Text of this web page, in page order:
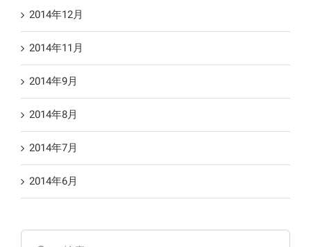
2014年12月
2014年11月
2014年9月
2014年8月
2014年7月
2014年6月